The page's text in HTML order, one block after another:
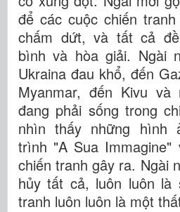
để các cuộc chiến
chấm dứt, và tất cả
bình và hòa giải. Ngài
Ukraina đau khổ, đến
Myanmar, đến Kivu
đang phải sống trong
nhìn thấy những hình
trình "A Sua
chiến tranh gây ra. Ngài
hủy tất cả, luôn luôn là
tranh luôn luôn là một